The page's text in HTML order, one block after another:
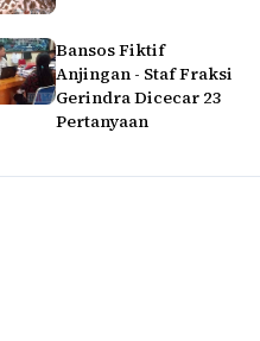
Bansos Fiktif
Anjingan - Staf Fraksi
Gerindra Dicecar 23
Pertanyaan